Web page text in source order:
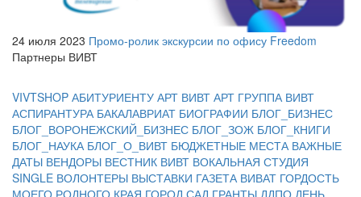
24 июля 2023 Промо-ролик экскурсии по офису Freedom
Партнеры ВИВТ
VIVTSHOP АБИТУРИЕНТУ АРТ ВИВТ АРТ ГРУППА ВИВТ
АСПИРАНТУРА БАКАЛАВРИАТ БИОГРАФИИ БЛОГ_БИЗНЕС
БЛОГ_ВОРОНЕЖСКИЙ_БИЗНЕС БЛОГ_ЗОЖ БЛОГ_КНИГИ
БЛОГ_НАУКА БЛОГ_О_ВИВТ БЮДЖЕТНЫЕ МЕСТА ВАЖНЫЕ
ДАТЫ ВЕНДОРЫ ВЕСТНИК ВИВТ ВОКАЛЬНАЯ СТУДИЯ
SINGLE ВОЛОНТЕРЫ ВЫСТАВКИ ГАЗЕТА ВИВАТ ГОРДОСТЬ
МОЕГО РОДНОГО КРАЯ ГОРОД САД ГРАНТЫ ДДПО ДЕНЬ